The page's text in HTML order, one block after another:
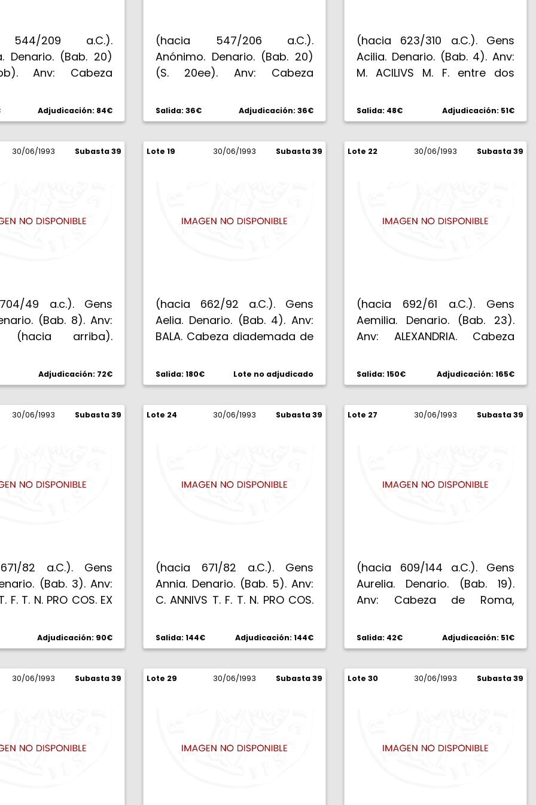
544/209 a.C.).
Denario. (Bab. 20)
Anv: Cabeza
. Los Dióscuros
con lanza,
o cetro bajo los
g. Rara. EBC+.
Adjudicación: 84€
(hacia 547/206 a.C.).
Anónimo. Denario. (Bab. 20)
(S. 20ee). Anv: Cabeza
delante bastón. Rev: ROM .
Los Dióscuros cabalgando
con lanza, pluma bajo los
caballos. 3,24 g. Escasa. MBC.
Salida: 36€ Adjudicación: 36€
(hacia 623/310 a.C.). Gens
Acilia. Denario. (Bab. 4). Anv:
M. ACILIVS M. F. entre dos
puntos, en el interior, cabeza
galeada de Roma, detrás.
Rev: ROMA. Hércules,
portando maza y trofeo, en
Salida: 48€ Adjudicación: 51€
30/06/1993 Subasta 39
49 a.c.). Gens
(Bab. 8). Anv:
(hacia arriba).
III VIR. VALET .
en pie a izquierda,
serpiente y
a un cipo. 3,95 g.
Adjudicación: 72€
Lote 19 30/06/1993 Subasta 39
(hacia 662/92 a.C.). Gens
Aelia. Denario. (Bab. 4). Anv:
BALA. Cabeza diademada de
Rev: C. ALLI. Diana portando
dos antorchas en biga de
ciervos al galope, debajo
saltamontes, todo en láurea.
Salida: 180€ Lote no adjudicado
Lote 22 30/06/1993 Subasta 39
(hacia 692/61 a.C.). Gens
Aemilia. Denario. (Bab. 23).
Anv: ALEXANDRIA. Cabeza
(M. LEPIDVS) TVTOR REG. S. C.
PONTIF. MAX. Marco Lépido en
pie coronando al joven
Ptolomeo V, que sostiene un
Salida: 150€ Adjudicación: 165€
30/06/1993 Subasta 39
82 a.C.). Gens
(Bab. 3). Anv:
F. T. N. PRO COS. EX
Rev: L. FABI. L. F.
con palma en
al galope, Q sobre
3,82 g. Escasa.
Adjudicación: 90€
Lote 24 30/06/1993 Subasta 39
(hacia 671/82 a.C.). Gens
Annia. Denario. (Bab. 5). Anv:
C. ANNIVS T. F. T. N. PRO COS.
de Anna Perenna, balanza
bajo el mentón. Rev: L. FABI. L.
F. en exergo, arriba HISP. Q.
Victoria con palma en
Salida: 144€ Adjudicación: 144€
Lote 27 30/06/1993 Subasta 39
(hacia 609/144 a.C.). Gens
Aurelia. Denario. (Bab. 19).
Anv: Cabeza de Roma,
Júpiter en cuadriga lanzando
rayo y portando cetro. 3,96 g.
MBC+.
Salida: 42€ Adjudicación: 51€
30/06/1993 Subasta 39 Lote 29 30/06/1993 Subasta 39 Lote 30 30/06/1993 Subasta 39